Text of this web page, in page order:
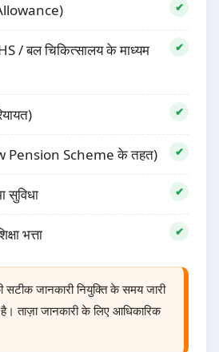
/ बल चिकित्सालय के माध्यम
Pension Scheme के तहत)
सुविधा
भत्ता
सटीक जानकारी नियुक्ति के समय जारी
है। ताज़ा जानकारी के लिए आधिकारिक